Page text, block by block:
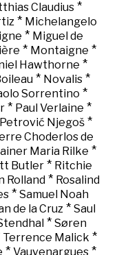
Claudius*
* Michelangelo
* Miguel de
* Montaigne *
Hawthorne *
* Novalis *
Sorrentino *
* Paul Verlaine *
Njegoš *
Choderlos de
Maria Rilke *
Butler* Ritchie
Rolland* Rosalind
* Samuel Noah
de la Cruz * Saul
* Søren
Terrence Malick *
* Vauvenargues *